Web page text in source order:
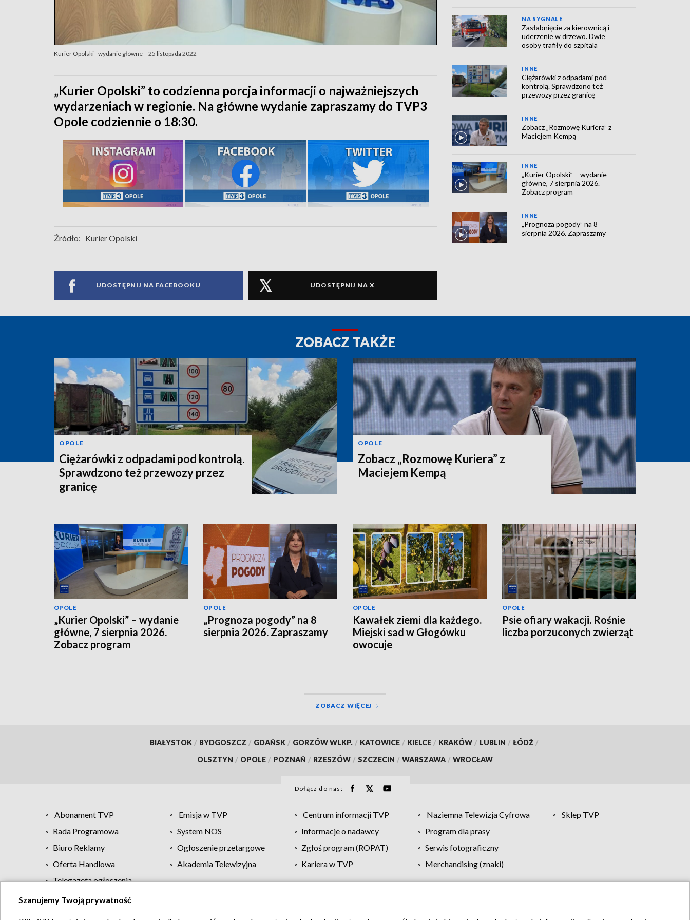
Kurier Opolski - wydanie główne – 25 listopada 2022
„Kurier Opolski” to codzienna porcja informacji o najważniejszych
wydarzeniach w regionie. Na główne wydanie zapraszamy do TVP3
Opole codziennie o 18:30.
Źródło: Kurier Opolski
UDOSTĘPNIJ NA FACEBOOKU UDOSTĘPNIJ NA X
NA SYGNALE
Zasłabnięcie za kierownicą i
uderzenie w drzewo. Dwie
osoby trafiły do szpitala
INNE
Ciężarówki z odpadami pod
kontrolą. Sprawdzono też
przewozy przez granicę
INNE
Zobacz „Rozmowę Kuriera” z
Maciejem Kempą
INNE
„Kurier Opolski” – wydanie
główne, 7 sierpnia 2026.
Zobacz program
INNE
„Prognoza pogody” na 8
sierpnia 2026. Zapraszamy
ZOBACZ TAKŻE
OPOLE
Ciężarówki z odpadami pod kontrolą.
Sprawdzono też przewozy przez
granicę
OPOLE
Zobacz „Rozmowę Kuriera” z
Maciejem Kempą
OPOLE
„Kurier Opolski” – wydanie
główne, 7 sierpnia 2026.
Zobacz program
OPOLE
„Prognoza pogody” na 8
sierpnia 2026. Zapraszamy
OPOLE
Kawałek ziemi dla każdego.
Miejski sad w Głogówku
owocuje
OPOLE
Psie ofiary wakacji. Rośnie
liczba porzuconych zwierząt
ZOBACZ WIĘCEJ
BIAŁYSTOK / BYDGOSZCZ / GDAŃSK / GORZÓW WLKP. / KATOWICE / KIELCE / KRAKÓW / LUBLIN / ŁÓDŹ /
OLSZTYN / OPOLE / POZNAŃ / RZESZÓW / SZCZECIN / WARSZAWA / WROCŁAW
Dołącz do nas:
Abonament TVP Emisja w TVP Centrum informacji TVP Naziemna Telewizja Cyfrowa
Sklep TVP
Rada Programowa
System NOS Informacje o nadawcy
Program dla prasy
Biuro Reklamy
Ogłoszenie przetargowe Zgłoś program (ROPAT)
Serwis fotograficzny
Oferta Handlowa
Akademia Telewizyjna Kariera w TVP
Merchandising (znaki)
Telegazeta ogłoszenia
Regulamin TVP Polityka prywatności Moje zgody Pomoc Biuro reklamy Kontakt
Szanujemy Twoją prywatność